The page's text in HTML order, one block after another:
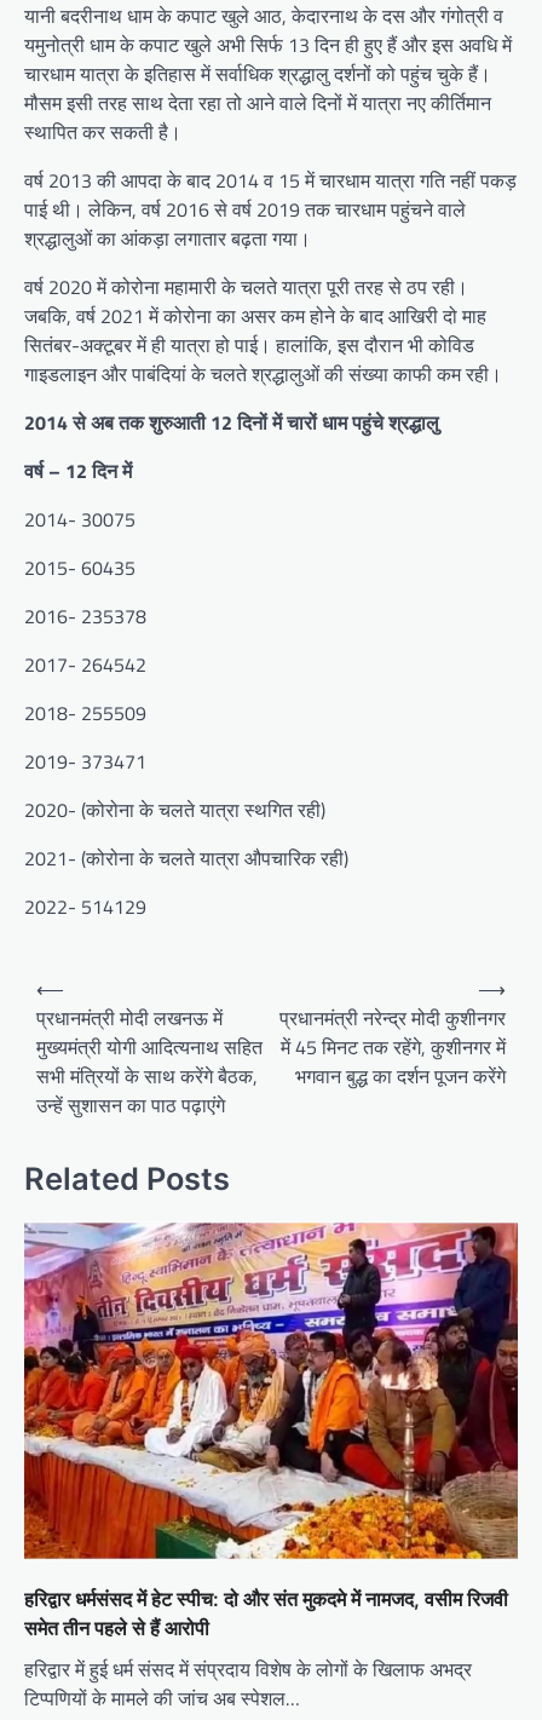
यानी बदरीनाथ धाम के कपाट खुले आठ, केदारनाथ के दस और गंगोत्री व
यमुनोत्री धाम के कपाट खुले अभी सिर्फ 13 दिन ही हुए हैं और इस अवधि में
चारधाम यात्रा के इतिहास में सर्वाधिक श्रद्धालु दर्शनों को पहुंच चुके हैं।
मौसम इसी तरह साथ देता रहा तो आने वाले दिनों में यात्रा नए कीर्तिमान
स्थापित कर सकती है।
वर्ष 2013 की आपदा के बाद 2014 व 15 में चारधाम यात्रा गति नहीं पकड़
पाई थी। लेकिन, वर्ष 2016 से वर्ष 2019 तक चारधाम पहुंचने वाले
श्रद्धालुओं का आंकड़ा लगातार बढ़ता गया।
वर्ष 2020 में कोरोना महामारी के चलते यात्रा पूरी तरह से ठप रही।
जबकि, वर्ष 2021 में कोरोना का असर कम होने के बाद आखिरी दो माह
सितंबर-अक्टूबर में ही यात्रा हो पाई। हालांकि, इस दौरान भी कोविड
गाइडलाइन और पाबंदियां के चलते श्रद्धालुओं की संख्या काफी कम रही।
2014 से अब तक शुरुआती 12 दिनों में चारों धाम पहुंचे श्रद्धालु
वर्ष – 12 दिन में
2014- 30075
2015- 60435
2016- 235378
2017- 264542
2018- 255509
2019- 373471
2020- (कोरोना के चलते यात्रा स्थगित रही)
2021- (कोरोना के चलते यात्रा औपचारिक रही)
2022- 514129
o
a
i
g
a
t
i
o
n
⟵
प्रधानमंत्री मोदी लखनऊ में
मुख्यमंत्री योगी आदित्यनाथ सहित
सभी मंत्रियों के साथ करेंगे बैठक,
उन्हें सुशासन का पाठ पढ़ाएंगे
प्रधानमंत्री नरेन्द्र मोदी कुशीनगर
में 45 मिनट तक रहेंगे, कुशीनगर में
भगवान बुद्ध का दर्शन पूजन करेंगे
⟶
Related Posts
हरिद्वार धर्मसंसद में हेट स्पीच: दो और संत मुकदमे में नामजद, वसीम रिजवी
समेत तीन पहले से हैं आरोपी
हरिद्वार में हुई धर्म संसद में संप्रदाय विशेष के लोगों के खिलाफ अभद्र
टिप्पणियों के मामले की जांच अब स्पेशल…